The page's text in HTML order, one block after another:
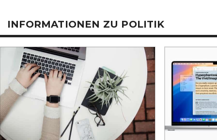
INFORMATIONEN ZU POLITIK